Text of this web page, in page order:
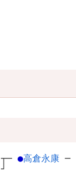
┬
┘
─ ●高倉永康 ─